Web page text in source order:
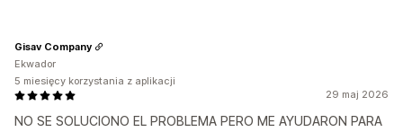
29 maj 2026
NO SE SOLUCIONO EL PROBLEMA PERO ME AYUDARON PARA
Gisav Company
Ekwador
5 miesięcy korzystania z aplikacji